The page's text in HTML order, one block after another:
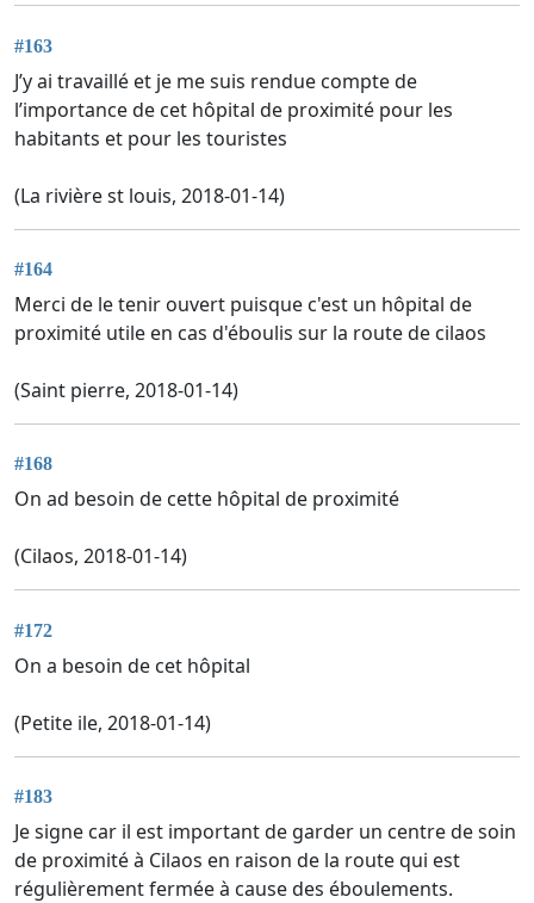
#163
J’y ai travaillé et je me suis rendue compte de
l’importance de cet hôpital de proximité pour les
habitants et pour les touristes
(La rivière st louis, 2018-01-14)
#164
Merci de le tenir ouvert puisque c'est un hôpital de
proximité utile en cas d'éboulis sur la route de cilaos
(Saint pierre, 2018-01-14)
#168
On ad besoin de cette hôpital de proximité
(Cilaos, 2018-01-14)
#172
On a besoin de cet hôpital
(Petite ile, 2018-01-14)
#183
Je signe car il est important de garder un centre de soin
de proximité à Cilaos en raison de la route qui est
régulièrement fermée à cause des éboulements.